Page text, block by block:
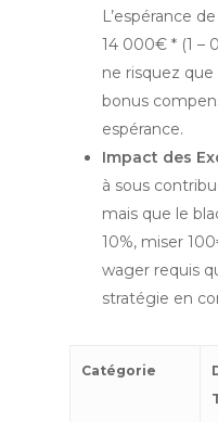
L’espérance
14 000€ * (1 –
ne risquez
bonus
espérance.
Impact des
à sous
mais que le
10%, miser
wager requis
stratégie en
Catégorie